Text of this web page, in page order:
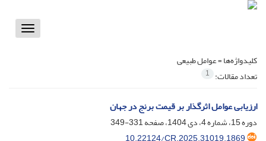
Toggle
کلیدواژه‌ها =عوامل طبیعی
تعداد مقالات: 1
ارزیابی عوامل اثرگذار بر قیمت برنج در جهان
دوره 15، شماره 4، دی 1404، صفحه
331-349